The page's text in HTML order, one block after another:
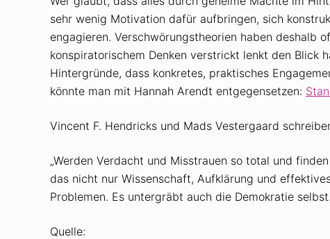
sehr wenig Motivation dafür aufbringen, sich
engagieren. Verschwörungstheorien haben deshalb
konspiratorischem Denken verstrickt lenkt den Blick
Hintergründe, dass konkretes, praktisches
könnte man mit Hannah Arendt entgegensetzen:
Vincent F. Hendricks und Mads Vestergaard
„Werden Verdacht und Misstrauen so total und
das nicht nur Wissenschaft, Aufklärung und
Problemen. Es untergräbt auch die Demokratie
Quelle: